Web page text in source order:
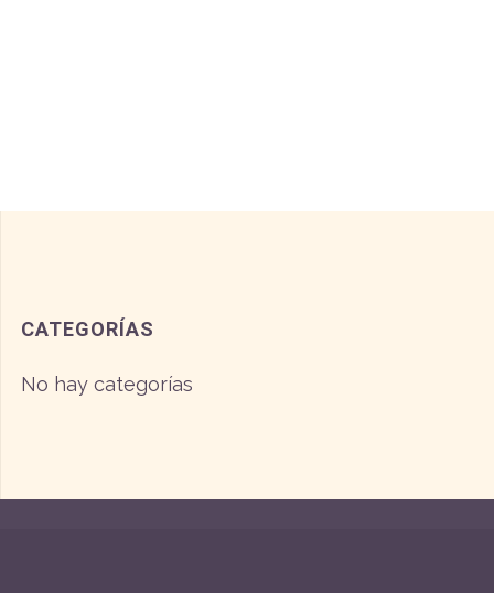
CATEGORÍAS
No hay categorías